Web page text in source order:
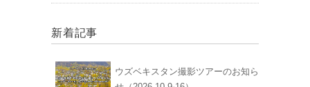
新着記事
ウズベキスタン撮影ツアーのお知ら